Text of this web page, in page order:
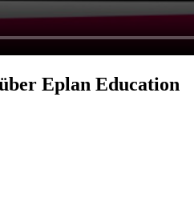
Eplan Education